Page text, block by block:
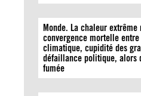
Monde. La chaleur
convergence mortelle
climatique, cupidité des
défaillance politique, alors
fumée